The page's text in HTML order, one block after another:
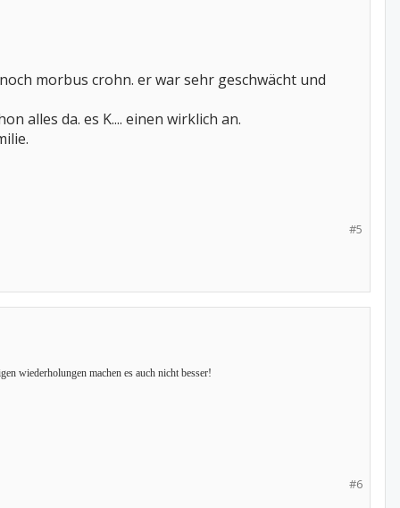
morbus crohn. er war sehr geschwächt und
alles da. es K.... einen wirklich an.
#5
wiederholungen machen es auch nicht besser!
#6